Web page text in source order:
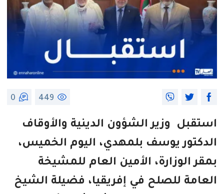
449
0
استقبل وزير الشؤون الدينية والأوقاف
الدكتور يوسف بلمهدي، اليوم الخميس،
بمقر الوزارة، الأمين العام للمشيخة
العامة للصلح في إفريقيا، فضيلة الشيخ